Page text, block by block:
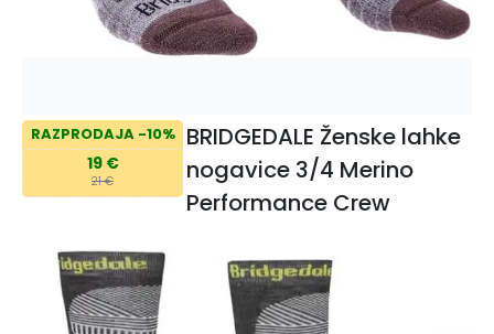
RAZPRODAJA -10%
19 €
21 €
BRIDGEDALE Ženske lahke
nogavice 3/4 Merino
Performance Crew